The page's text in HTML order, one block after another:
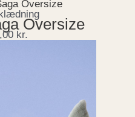
Oversize
kr.